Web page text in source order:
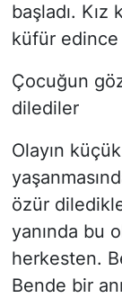
başladı. Kız
küfür
Çocuğun
dilediler
Olayın
özür
yanında bu
herkesten.
Bende bir